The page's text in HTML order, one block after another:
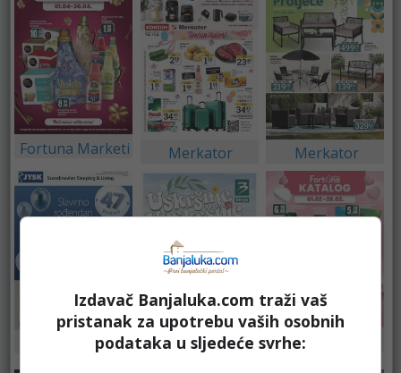
Fortuna Marketi Merkator Merkator
Bingo
Fortuna Marketi
Izdavač Banjaluka.com traži vaš
pristanak za upotrebu vaših osobnih
podataka u sljedeće svrhe: